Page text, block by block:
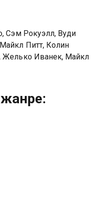
Сэм Рокуэлл, Вуди
Питт, Колин
Желько Иванек, Майкл